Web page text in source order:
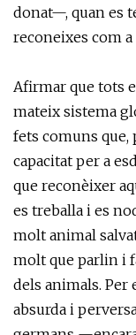
donat—, quan es
reconeixes com a
Afirmar que tots
mateix sistema
fets comuns que,
capacitat per a
que reconèixer
es treballa i es
molt animal
molt que parlin i
dels animals. Per
absurda i